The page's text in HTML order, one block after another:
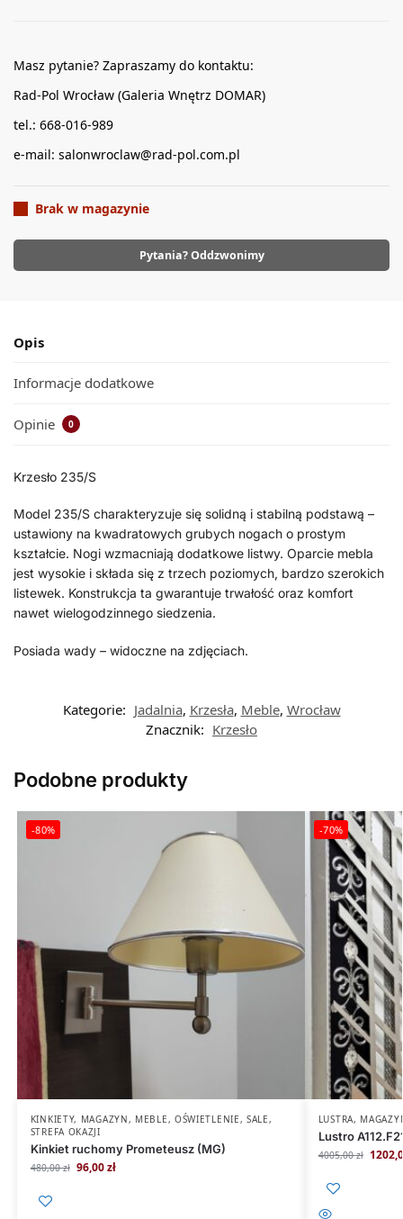
Masz pytanie? Zapraszamy do kontaktu:
Rad-Pol Wrocław (Galeria Wnętrz DOMAR)
tel.: 668-016-989
e-mail: salonwroclaw@rad-pol.com.pl
Brak w magazynie
Pytania? Oddzwonimy
Opis
Informacje dodatkowe
Opinie 0
Krzesło 235/S
Model 235/S charakteryzuje się solidną i stabilną podstawą –
ustawiony na kwadratowych grubych nogach o prostym
kształcie. Nogi wzmacniają dodatkowe listwy. Oparcie mebla
jest wysokie i składa się z trzech poziomych, bardzo szerokich
listewek. Konstrukcja ta gwarantuje trwałość oraz komfort
nawet wielogodzinnego siedzenia.
Posiada wady – widoczne na zdjęciach.
Kategorie: Jadalnia, Krzesła, Meble, Wrocław
Znacznik: Krzesło
Podobne produkty
-80%
KINKIETY, MAGAZYN, MEBLE, OŚWIETLENIE,SALE,
STREFA OKAZJI
Kinkiet ruchomy Prometeusz (MG)
480,00zł 96,00zł
-70%
LUSTRA,
Lustro
4005,00zł